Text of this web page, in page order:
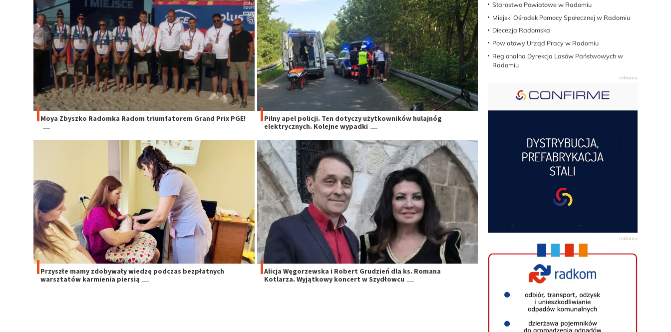
Moya Zbyszko Radomka Radom triumfatorem Grand Prix PGE!
Pilny apel policji. Ten dotyczy użytkowników hulajnóg
elektrycznych. Kolejne wypadki
Przyszłe mamy zdobywały wiedzę podczas bezpłatnych
warsztatów karmienia piersią
Alicja Węgorzewska i Robert Grudzień dla ks. Romana
Kotlarza. Wyjątkowy koncert w Szydłowcu
Starostwo Powiatowe w Radomiu
Miejski Ośrodek Pomocy Społecznej w Radomiu
Diecezja Radomska
Powiatowy Urząd Pracy w Radomiu
Regionalna Dyrekcja Lasów Państwowych w
Radomiu